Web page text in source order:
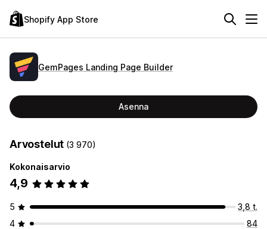
Shopify App Store
GemPages Landing Page Builder
Asenna
Arvostelut (3 970)
Kokonaisarvio
4,9
5
3,8 t.
4
84